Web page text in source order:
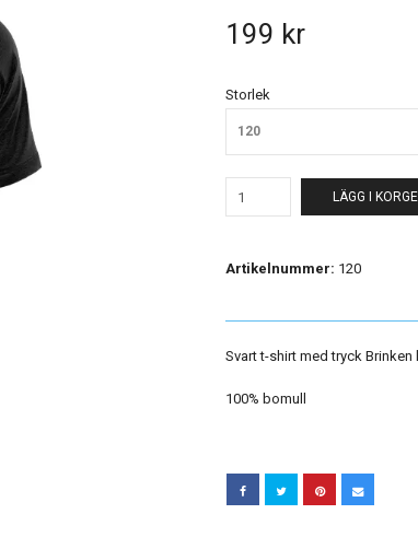
199 kr
Storlek
120
LÄGG I
Artikelnummer: 120
Svart t-shirt med tryck Brinken
100% bomull